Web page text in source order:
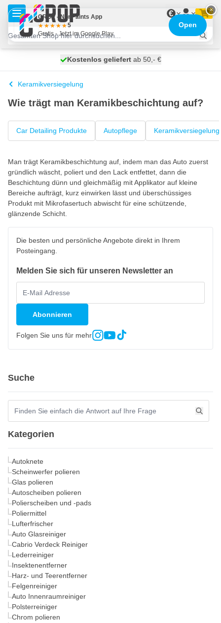
Zum Inhalt springen
€
morgen versendet
Kostenlos geliefertab 50,- €
100 Tage
Keramikversiegelung
Wie trägt man Keramikbeschichtung auf?
Car Detailing Produkte Autopflege Keramikversiegelung
Man trägt Keramikbeschichtung auf, indem man das Auto zuerst
gründlich wäscht, poliert und den Lack entfettet, dann die
Beschichtung dünn und gleichmäßig mit Applikator auf kleine
Bereiche aufträgt, kurz einwirken lässt und überschüssiges
Produkt mit Mikrofasertuch abwischt für eine schützende,
glänzende Schicht.
Die besten und persönliche Angebote direkt in Ihrem
Posteingang.
Melden Sie sich für unseren Newsletter an
Abonnieren
Folgen Sie uns für mehr
Suche
Kategorien
Autoknete
Scheinwerfer polieren
Glas polieren
Autoscheiben polieren
Polierscheiben und -pads
Poliermittel
Lufterfrischer
Auto Glasreiniger
Cabrio Verdeck Reiniger
Lederreiniger
Insektenentferner
Harz- und Teerentferner
Felgenreiniger
Auto Innenraumreiniger
Polsterreiniger
Chrom polieren
×
CROP - NonPaints App
5
Gratis - Jetzt im Google Play
Open